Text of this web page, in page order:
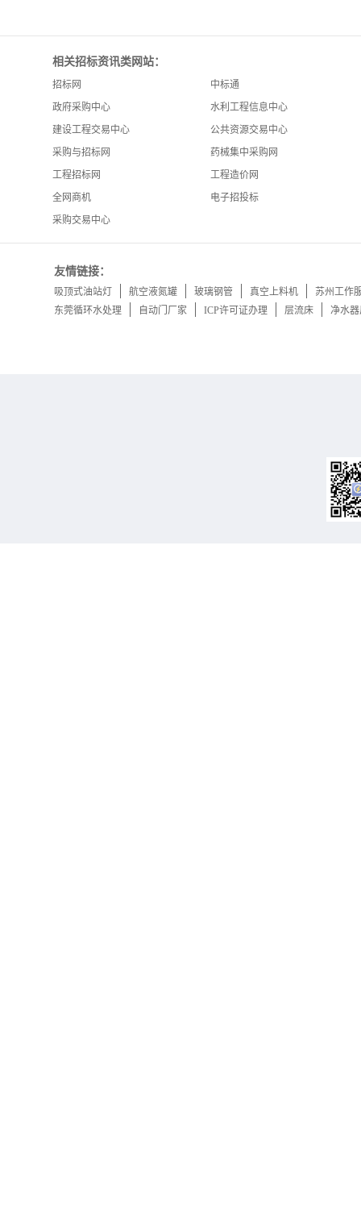
相关招标资讯类网站：
招标网
中标通
政府采购中心
水利工程信息中心
建设工程交易中心
公共资源交易中心
采购与招标网
药械集中采购网
工程招标网
工程造价网
全网商机
电子招投标
采购交易中心
友情链接：
吸顶式油站灯 航空液氮罐 玻璃钢管 真空上料机
苏州工作
东莞循环水处理
自动门厂家 ICP许可证办理 层流床 净水